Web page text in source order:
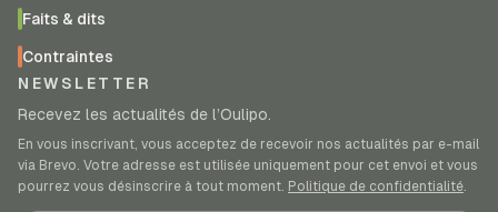
Faits & dits
Contraintes
NEWSLETTER
Recevez les actualités de l’Oulipo.
En vous inscrivant, vous acceptez de recevoir nos actualités par e-mail
via Brevo. Votre adresse est utilisée uniquement pour cet envoi et vous
pourrez vous désinscrire à tout moment. Politique de confidentialité.